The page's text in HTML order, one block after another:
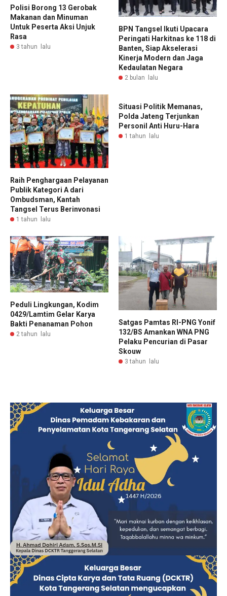
Polisi Borong 13 Gerobak
Makanan dan Minuman
Untuk Peserta Aksi Unjuk
Rasa
3 tahun lalu
BPN Tangsel Ikuti Upacara
Peringati Harkitnas ke 118 di
Banten, Siap Akselerasi
Kinerja Modern dan Jaga
Kedaulatan Negara
2 bulan lalu
Raih Penghargaan Pelayanan
Publik Kategori A dari
Ombudsman, Kantah
Tangsel Terus Berinvonasi
1 tahun lalu
Situasi Politik Memanas,
Polda Jateng Terjunkan
Personil Anti Huru-Hara
1 tahun lalu
Peduli Lingkungan, Kodim
0429/Lamtim Gelar Karya
Bakti Penanaman Pohon
2 tahun lalu
Satgas Pamtas RI-PNG Yonif
132/BS Amankan WNA PNG
Pelaku Pencurian di Pasar
Skouw
3 tahun lalu